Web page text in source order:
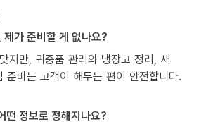
가 준비할 게 없나요?
지만, 귀중품 관리와 냉장고 정리, 새
준비는 고객이 해두는 편이 안전합니다.
떤 정보로 정해지나요?